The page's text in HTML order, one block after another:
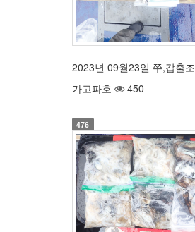
2023년 09월23일 쭈,갑출조
가고파호
450
476